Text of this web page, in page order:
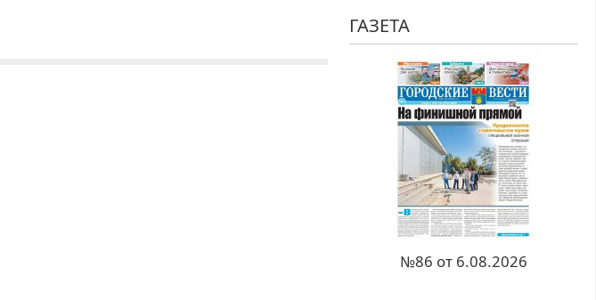
ГАЗЕТА
№86 от 6.08.2026